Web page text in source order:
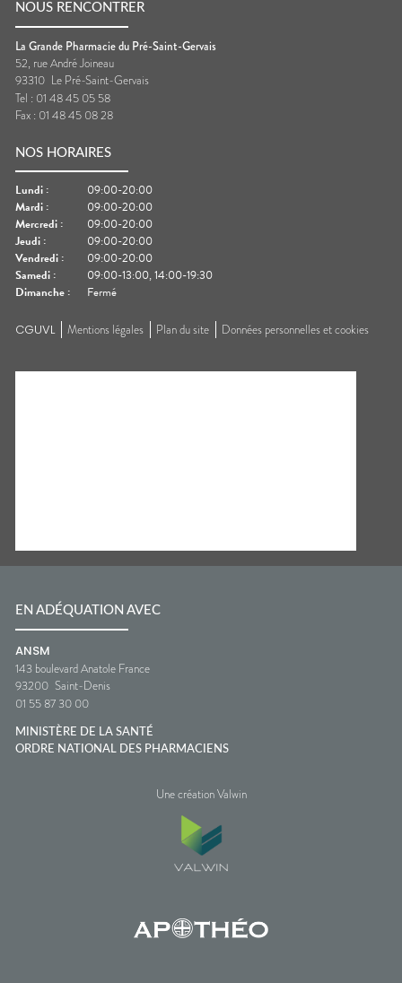
NOUS RENCONTRER
La Grande Pharmacie du Pré-Saint-Gervais
52, rue André Joineau
93310 Le Pré-Saint-Gervais
Tel : 01 48 45 05 58
Fax : 01 48 45 08 28
NOS HORAIRES
Lundi :
09:00-20:00
Mardi :
09:00-20:00
Mercredi :
09:00-20:00
Jeudi :
09:00-20:00
Vendredi :
09:00-20:00
Samedi :
09:00-13:00, 14:00-19:30
Dimanche : Fermé
CGUVL Mentions légales Plan du site Données personnelles et cookies
EN ADÉQUATION AVEC
ANSM
143 boulevard Anatole France
93200 Saint-Denis
01 55 87 30 00
MINISTÈRE DE LA SANTÉ
ORDRE NATIONAL DES PHARMACIENS
Une création Valwin